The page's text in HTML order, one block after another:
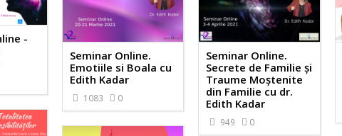
-
Seminar Online.
Emotiile si Boala cu
Edith Kadar
1083 0
Seminar Online.
Secrete de Familie și
Traume Moștenite
din Familie cu dr.
Edith Kadar
949 0